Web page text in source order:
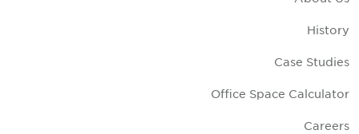
History
Case Studies
Office Space Calculator
Careers